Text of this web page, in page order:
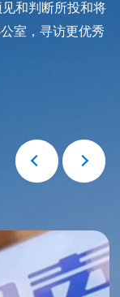
和判断所投和将
室，寻访更优秀